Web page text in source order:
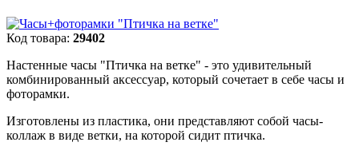
Код товара: 29402
Настенные часы "Птичка на ветке" - это удивительный
комбинированный аксессуар, который сочетает в себе часы и
фоторамки.
Изготовлены из пластика, они представляют собой часы-
коллаж в виде ветки, на которой сидит птичка.